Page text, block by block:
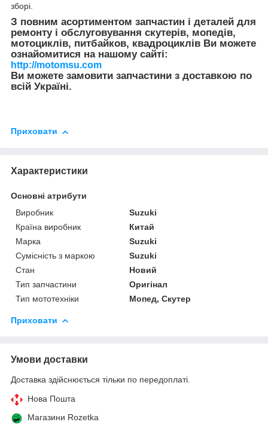
зборі.
З повним асортиментом запчастин і деталей для
ремонту і обслуговування скутерів, мопедів,
мотоциклів, питбайков, квадроциклів Ви можете
ознайомитися на нашому сайті:
http://motomsu.com
Ви можете замовити запчастини з доставкою по
всій Україні.
Приховати
Характеристики
Основні атрибути
Виробник
Suzuki
Країна виробник
Китай
Марка
Suzuki
Сумісність з маркою
Suzuki
Стан
Новий
Тип запчастини
Оригінал
Тип мототехніки
Мопед, Скутер
Приховати
Умови доставки
Доставка здійснюється тільки по передоплаті.
Нова Пошта
Магазини Rozetka